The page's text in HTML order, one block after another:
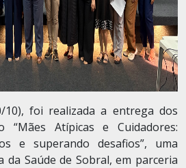
10), foi realizada a entrega dos
“Mães Atípicas e Cuidadores:
e superando desafios”, uma
da Saúde de Sobral, em parceria